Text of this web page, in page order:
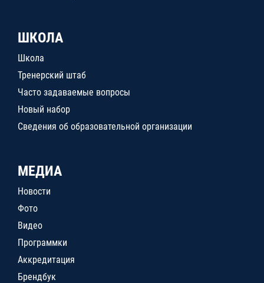
ШКОЛА
Школа
Тренерский штаб
Часто задаваемые вопросы
Новый набор
Сведения об образовательной организации
МЕДИА
Новости
Фото
Видео
Программки
Аккредитация
Брендбук